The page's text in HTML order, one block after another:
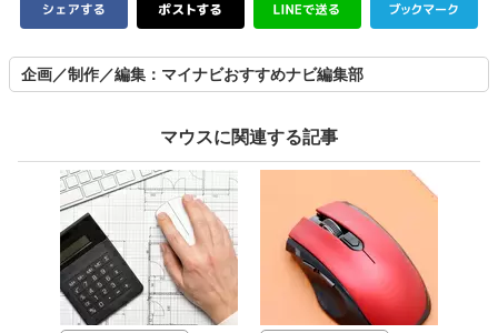
企画／制作／編集：マイナビおすすめナビ編集部
マウスに関連する記事